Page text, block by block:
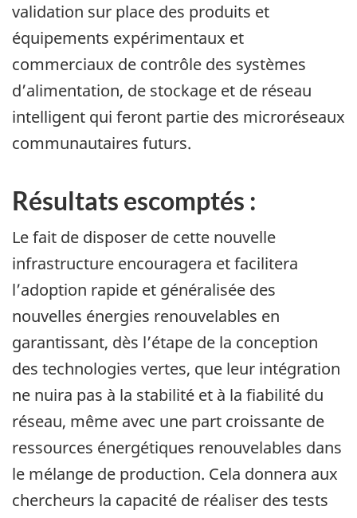
validation sur place des produits et
équipements expérimentaux et
commerciaux de contrôle des systèmes
d’alimentation, de stockage et de réseau
intelligent qui feront partie des microréseaux
communautaires futurs.
Résultats escomptés :
Le fait de disposer de cette nouvelle
infrastructure encouragera et facilitera
l’adoption rapide et généralisée des
nouvelles énergies renouvelables en
garantissant, dès l’étape de la conception
des technologies vertes, que leur intégration
ne nuira pas à la stabilité et à la fiabilité du
réseau, même avec une part croissante de
ressources énergétiques renouvelables dans
le mélange de production. Cela donnera aux
chercheurs la capacité de réaliser des tests